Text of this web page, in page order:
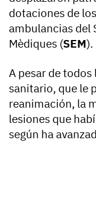
dotaciones de los
ambulancias del
Mèdiques (SEM).
A pesar de
sanitario, que le
reanimación, la
lesiones que
según ha